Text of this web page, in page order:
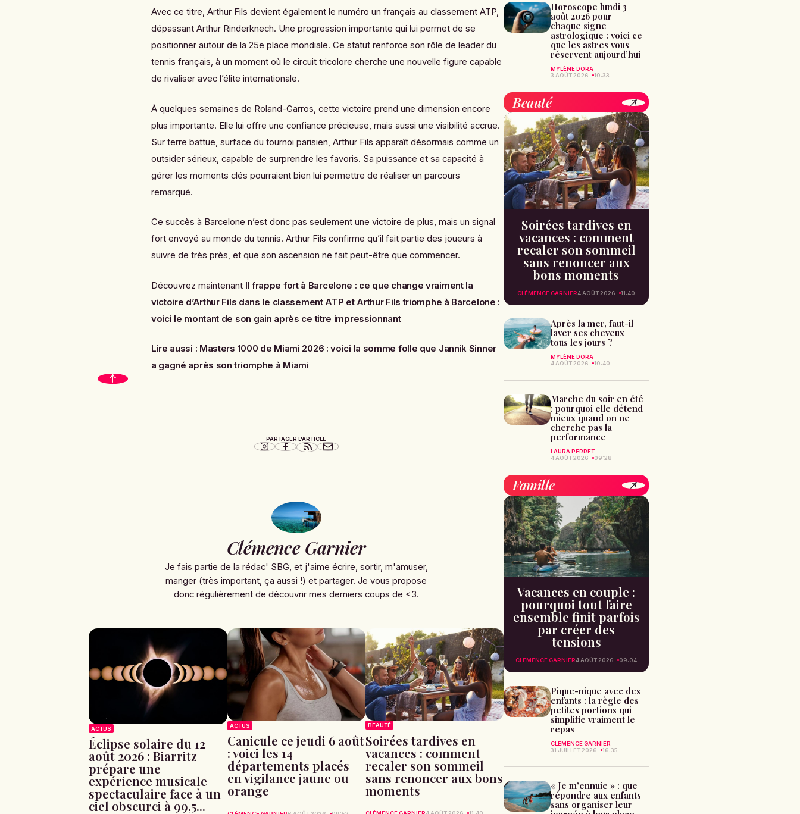
Avec ce titre, Arthur Fils devient également le numéro un français au classement ATP,
dépassant Arthur Rinderknech. Une progression importante qui lui permet de se
positionner autour de la 25e place mondiale. Ce statut renforce son rôle de leader du
tennis français, à un moment où le circuit tricolore cherche une nouvelle figure capable
de rivaliser avec l’élite internationale.
À quelques semaines de Roland-Garros, cette victoire prend une dimension encore
plus importante. Elle lui offre une confiance précieuse, mais aussi une visibilité accrue.
Sur terre battue, surface du tournoi parisien, Arthur Fils apparaît désormais comme un
outsider sérieux, capable de surprendre les favoris. Sa puissance et sa capacité à
gérer les moments clés pourraient bien lui permettre de réaliser un parcours
remarqué.
Ce succès à Barcelone n’est donc pas seulement une victoire de plus, mais un signal
fort envoyé au monde du tennis. Arthur Fils confirme qu’il fait partie des joueurs à
suivre de très près, et que son ascension ne fait peut-être que commencer.
Découvrez maintenant Il frappe fort à Barcelone : ce que change vraiment la
victoire d’Arthur Fils dans le classement ATP et Arthur Fils triomphe à Barcelone :
voici le montant de son gain après ce titre impressionnant
Lire aussi : Masters 1000 de Miami 2026 : voici la somme folle que Jannik Sinner
a gagné après son triomphe à Miami
PARTAGER L'ARTICLE
Clémence Garnier
Je fais partie de la rédac' SBG, et j'aime écrire, sortir, m'amuser,
manger (très important, ça aussi !) et partager. Je vous propose
donc régulièrement de découvrir mes derniers coups de <3.
ACTUS
Éclipse solaire du 12
août 2026 : Biarritz
prépare une
expérience musicale
spectaculaire face à un
ciel obscurci à 99,5...
ACTUS
Canicule ce jeudi 6 août
: voici les 14
départements placés
en vigilance jaune ou
orange
BEAUTÉ
Soirées tardives en
vacances : comment
recaler son sommeil
sans renoncer aux bons
moments
Horoscope lundi 3
août 2026 pour
chaque signe
astrologique : voici ce
que les astres vous
réservent aujourd’hui
MYLÈNE DORA
3 AOÛT 2026
10:33
Beauté
Soirées tardives en
vacances : comment
recaler son sommeil
sans renoncer aux
bons moments
CLÉMENCE GARNIER4 AOÛT 2026 11:40
Après la mer, faut-il
laver ses cheveux
tous les jours ?
MYLÈNE DORA
4 AOÛT 2026
10:40
Marche du soir en été
: pourquoi elle détend
mieux quand on ne
cherche pas la
performance
LAURA PERRET
4 AOÛT 2026
09:28
Famille
Vacances en couple :
pourquoi tout faire
ensemble finit parfois
par créer des
tensions
CLÉMENCE GARNIER4 AOÛT 2026 09:04
Pique-nique avec des
enfants : la règle des
petites portions qui
simplifie vraiment le
repas
CLÉMENCE GARNIER
31 JUILLET 2026
16:35
« Je m’ennuie » : que
répondre aux enfants
sans organiser leur